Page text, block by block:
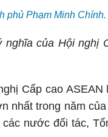
phủ Phạm Minh
của Hội nghị
Cấp cao
nhất trong năm
nước đối tác,